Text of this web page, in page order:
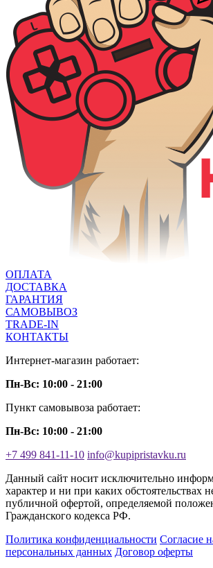
ОПЛАТА
ДОСТАВКА
ГАРАНТИЯ
САМОВЫВОЗ
TRADE-IN
КОНТАКТЫ
Интернет-магазин работает:
Пн-Вс: 10:00 - 21:00
Пункт самовывоза работает:
Пн-Вс: 10:00 - 21:00
+7 499 841-11-10 info@kupipristavku.ru
Данный сайт носит исключительно
характер и ни при каких обстоятельствах
публичной офертой, определяемой
Гражданского кодекса РФ.
Политика конфиденциальности Согласие
персональных данных Договор оферты